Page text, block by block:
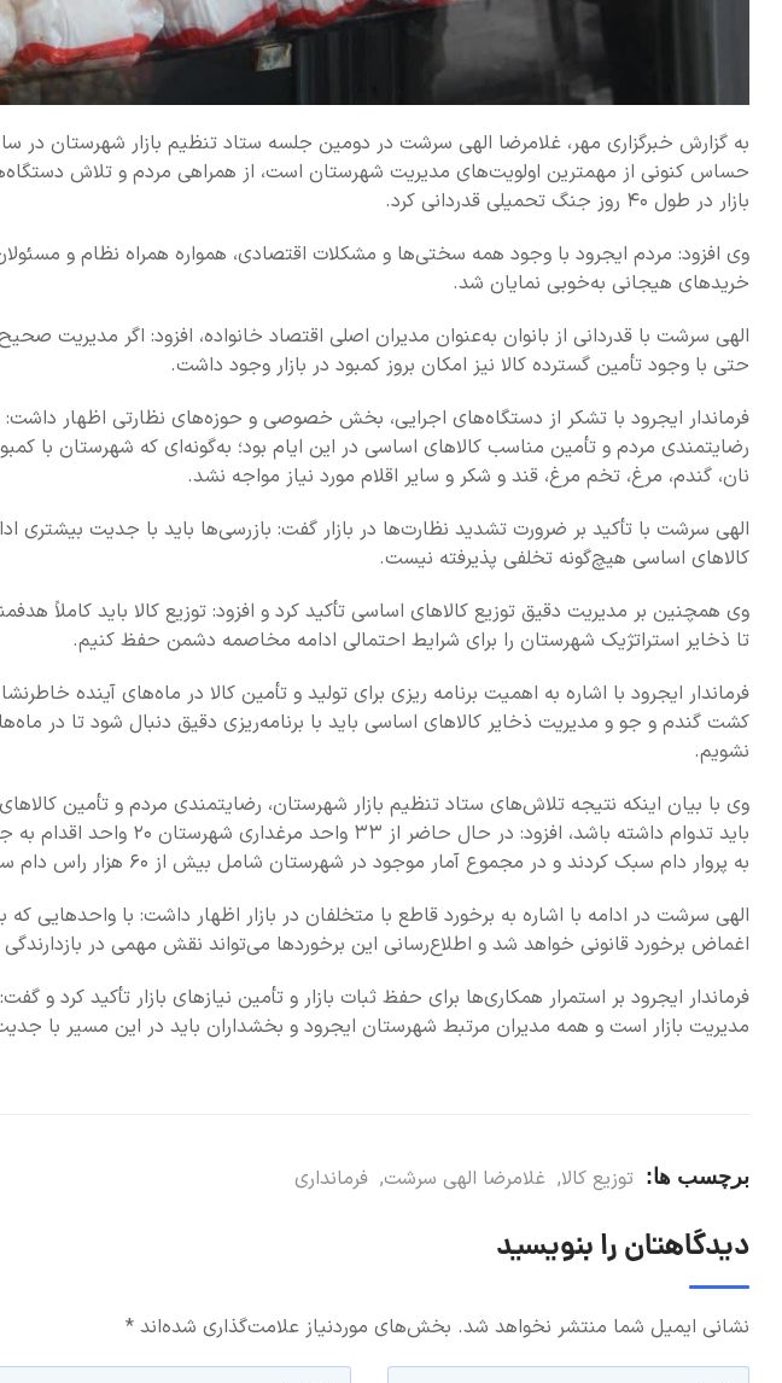
به گزارش خبرگزاری مهر، غلامرضا الهی سرشت در دومین جلسه ستاد تنظیم بازار شهرستان در
حساس کنونی از مهمترین اولویت‌های مدیریت شهرستان است، از همراهی مردم و تلاش
بازار در طول ۴۰ روز جنگ تحمیلی قدردانی کرد.
وی افزود: مردم ایجرود با وجود همه سختی‌ها و مشکلات اقتصادی، همواره همراه نظام و مسئولان
خریدهای هیجانی به‌خوبی نمایان شد.
الهی سرشت با قدردانی از بانوان به‌عنوان مدیران اصلی اقتصاد خانواده، افزود: اگر مدیریت
حتی با وجود تأمین گسترده کالا نیز امکان بروز کمبود در بازار وجود داشت.
فرماندار ایجرود با تشکر از دستگاه‌های اجرایی، بخش خصوصی و حوزه‌های نظارتی اظهار
رضایتمندی مردم و تأمین مناسب کالاهای اساسی در این ایام بود؛ به‌گونه‌ای که شهرستان با
نان، گندم، مرغ، تخم مرغ، قند و شکر و سایر اقلام مورد نیاز مواجه نشد.
الهی سرشت با تأکید بر ضرورت تشدید نظارت‌ها در بازار گفت: بازرسی‌ها باید با جدیت بیشتری
کالاهای اساسی هیچ‌گونه تخلفی پذیرفته نیست.
وی همچنین بر مدیریت دقیق توزیع کالاهای اساسی تأکید کرد و افزود: توزیع کالا باید کاملاً
تا ذخایر استراتژیک شهرستان را برای شرایط احتمالی ادامه مخاصمه دشمن حفظ کنیم.
فرماندار ایجرود با اشاره به اهمیت برنامه‌ ریزی برای تولید و تأمین کالا در ماه‌های آینده
کشت گندم و جو و مدیریت ذخایر کالاهای اساسی باید با برنامه‌ریزی دقیق دنبال شود تا در
نشویم.
وی با بیان اینکه نتیجه تلاش‌های ستاد تنظیم بازار شهرستان، رضایتمندی مردم و تأمین
به پروار دام سبک کردند و در مجموع آمار موجود در شهرستان شامل بیش از ۶۰ هزار راس دام سبک و ۱۱ هزار راس دام سنگین است.
الهی سرشت در ادامه با اشاره به برخورد قاطع با متخلفان در بازار اظهار داشت: با واحدهایی
اغماض برخورد قانونی خواهد شد و اطلاع‌رسانی این برخوردها می‌تواند نقش مهمی در
فرماندار ایجرود بر استمرار همکاری‌ها برای حفظ ثبات بازار و تأمین نیازهای بازار تأکید
مدیریت بازار است و همه مدیران مرتبط شهرستان ایجرود و بخشداران باید در این مسیر با
برچسب ها: توزیع کالا, غلامرضا الهی سرشت, فرمانداری
دیدگاهتان را بنویسید
نشانی ایمیل شما منتشر نخواهد شد. بخش‌های موردنیاز علامت‌گذاری شده‌اند *